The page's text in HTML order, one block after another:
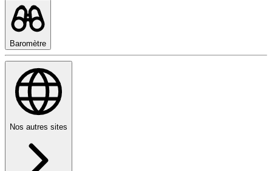
Baromètre
Nos autres sites